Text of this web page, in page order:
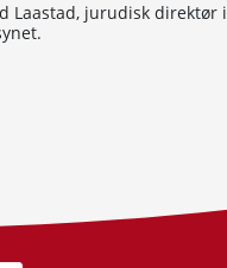
Laastad, jurudisk direktør i